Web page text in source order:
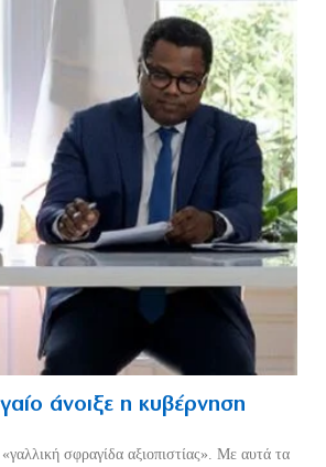
άνοιξε η κυβέρνηση
σφραγίδα αξιοπιστίας». Με αυτά τα